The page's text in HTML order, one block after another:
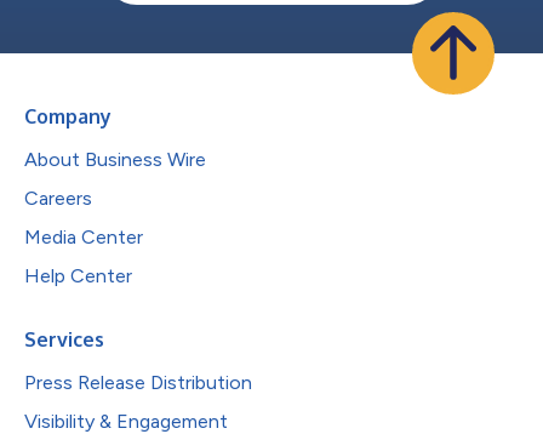
Company
About Business Wire
Careers
Media Center
Help Center
Services
Press Release Distribution
Visibility & Engagement